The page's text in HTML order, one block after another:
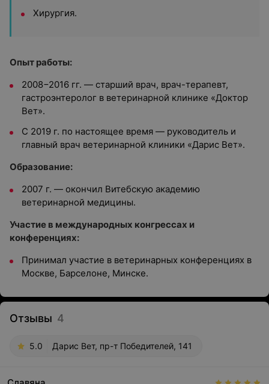
Хирургия.
Опыт работы:
2008−2016 гг. — старший врач, врач-терапевт,
гастроэнтеролог в ветеринарной клинике «Доктор
Вет».
С 2019 г. по настоящее время — руководитель и
главный врач ветеринарной клиники «Дарис Вет».
Образование:
2007 г. — окончил Витебскую академию
ветеринарной медицины.
Участие в международных конгрессах и
конференциях:
Принимал участие в ветеринарных конференциях в
Москве, Барселоне, Минске.
Отзывы 4
5.0 Дарис Вет, пр-т Победителей, 141